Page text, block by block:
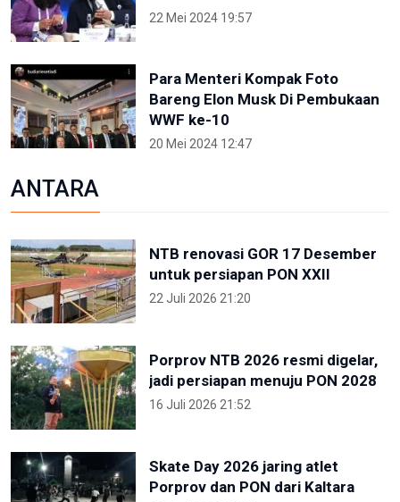
22 Mei 2024 19:57
Para Menteri Kompak Foto
Bareng Elon Musk Di Pembukaan
WWF ke-10
20 Mei 2024 12:47
ANTARA
NTB renovasi GOR 17 Desember
untuk persiapan PON XXII
22 Juli 2026 21:20
Porprov NTB 2026 resmi digelar,
jadi persiapan menuju PON 2028
16 Juli 2026 21:52
Skate Day 2026 jaring atlet
Porprov dan PON dari Kaltara